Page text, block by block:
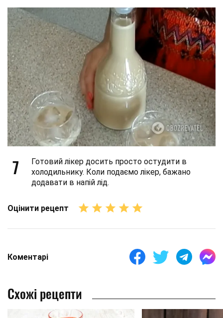
7
Готовий лікер досить просто остудити в
холодильнику. Коли подаємо лікер, бажано
додавати в напій лід.
Оцінити рецепт
Коментарі
Схожі рецепти